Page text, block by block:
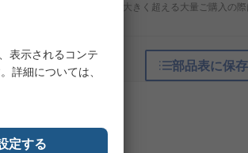
お、上記数量を大きく超える大量ご購入の
部品表に保存
表示されるコンテ
詳細については、
定する